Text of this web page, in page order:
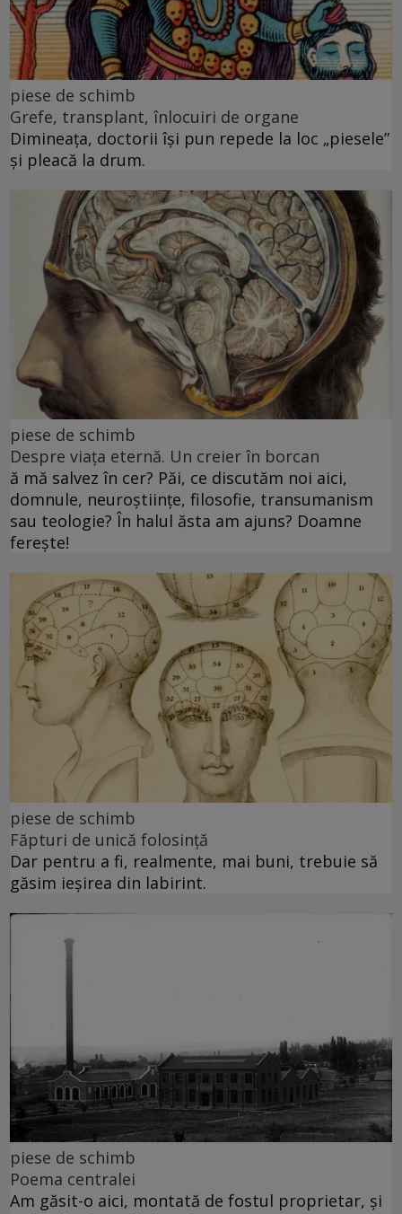
piese de schimb
Grefe, transplant, înlocuiri de organe
Dimineața, doctorii își pun repede la loc „piesele”
și pleacă la drum.
piese de schimb
Despre viața eternă. Un creier în borcan
ă mă salvez în cer? Păi, ce discutăm noi aici,
domnule, neuroștiințe, filosofie, transumanism
sau teologie? În halul ăsta am ajuns? Doamne
ferește!
piese de schimb
Făpturi de unică folosință
Dar pentru a fi, realmente, mai buni, trebuie să
găsim ieșirea din labirint.
piese de schimb
Poema centralei
Am găsit-o aici, montată de fostul proprietar, și